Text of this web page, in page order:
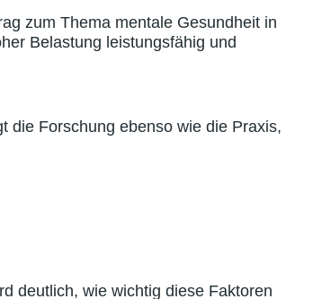
zum Thema mentale Gesundheit in
Belastung leistungsfähig und
die Forschung ebenso wie die Praxis,
deutlich, wie wichtig diese Faktoren